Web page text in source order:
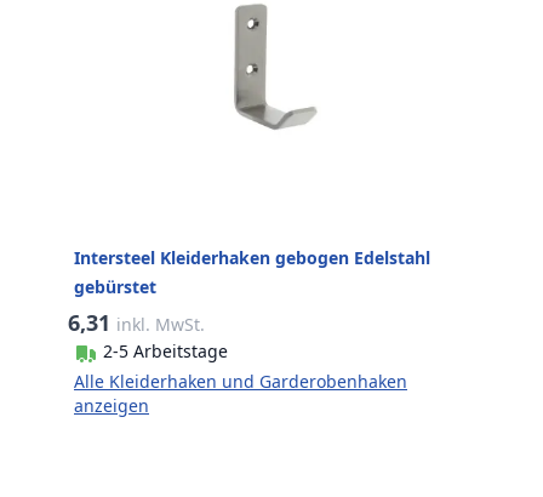
Intersteel Kleiderhaken gebogen Edelstahl
gebürstet
6,31 inkl. MwSt.
2-5 Arbeitstage
Alle Kleiderhaken und Garderobenhaken
anzeigen